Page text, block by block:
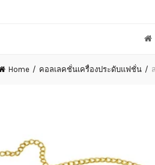
Home คอลเลคชั่นเครื่องประดับแฟชั่น